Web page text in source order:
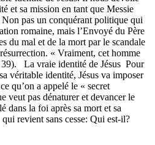
et sa mission en tant que Messie
pas un conquérant politique qui
romaine, mais l’Envoyé du Père
du mal et de la mort par le scandale
« Vraiment, cet homme
La vraie identité de Jésus Pour
véritable identité, Jésus va imposer
qu’on a appelé le « secret
veut pas dénaturer et devancer le
dans la foi après sa mort et sa
revient sans cesse: Qui est-il?